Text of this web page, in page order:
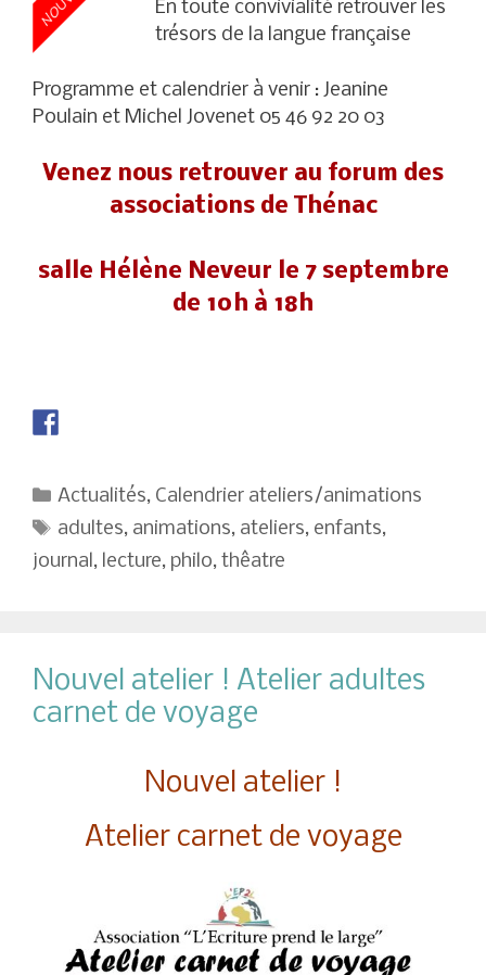
En toute convivialité retrouver les
trésors de la langue française
Programme et calendrier à venir : Jeanine
Poulain et Michel Jovenet 05 46 92 20 03
Venez nous retrouver au forum des
associations de Thénac
salle Hélène Neveur le 7 septembre
de 10h à 18h
Catégories
Actualités, Calendrier ateliers/animations
Étiquettes
adultes, animations, ateliers, enfants,
journal, lecture, philo, thêatre
Nouvel atelier ! Atelier adultes
carnet de voyage
Nouvel atelier !
Atelier carnet de voyage